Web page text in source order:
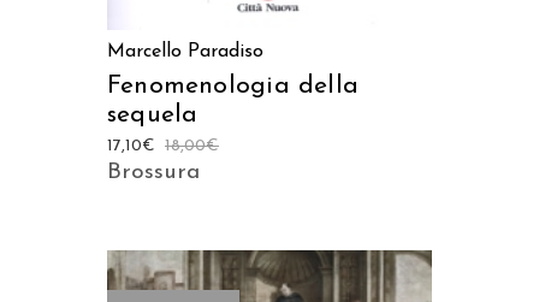
Marcello Paradiso
Fenomenologia della
sequela
18,00€
17,10€
Brossura